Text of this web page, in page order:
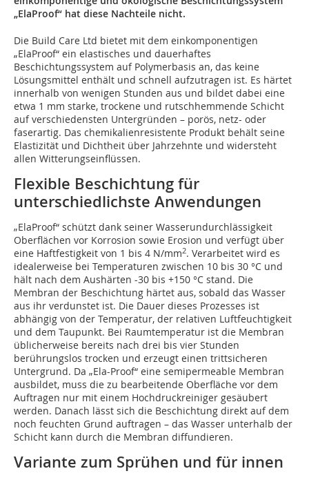
„ElaProof“ hat diese Nachteile nicht.
Die Build Care Ltd bietet mit dem einkomponentigen
„ElaProof“ ein elastisches und dauerhaftes
Beschichtungssystem auf Polymerbasis an, das keine
Lösungsmittel enthält und schnell aufzutragen ist. Es härtet
innerhalb von wenigen Stunden aus und bildet dabei eine
etwa 1 mm starke, trockene und rutschhemmende Schicht
auf verschiedensten Untergründen – porös, netz- oder
faserartig. Das chemikalienresistente Produkt behält seine
Elastizität und Dichtheit über Jahrzehnte und widersteht
allen Witterungseinflüssen.
Flexible Beschichtung für
unterschiedlichste Anwendungen
„ElaProof“ schützt dank seiner Wasserundurchlässigkeit
Oberflächen vor Korrosion sowie Erosion und verfügt über
eine Haftfestigkeit von 1 bis 4 N/mm2. Verarbeitet wird es
idealerweise bei Temperaturen zwischen 10 bis 30 °C und
hält nach dem Aushärten -30 bis +150 °C stand. Die
Membran der Beschichtung härtet aus, sobald das Wasser
aus ihr verdunstet ist. Die Dauer dieses Prozesses ist
abhängig von der Temperatur, der relativen Luftfeuchtigkeit
und dem Taupunkt. Bei Raumtemperatur ist die Membran
üblicherweise bereits nach drei bis vier Stunden
berührungslos trocken und erzeugt einen trittsicheren
Untergrund. Da „Ela-Proof“ eine semipermeable Membran
ausbildet, muss die zu bearbeitende Oberfläche vor dem
Auftragen nur mit einem Hochdruckreiniger gesäubert
werden. Danach lässt sich die Beschichtung direkt auf dem
noch feuchten Grund auftragen – das Wasser unterhalb der
Schicht kann durch die Membran diffundieren.
Variante zum Sprühen und für innen